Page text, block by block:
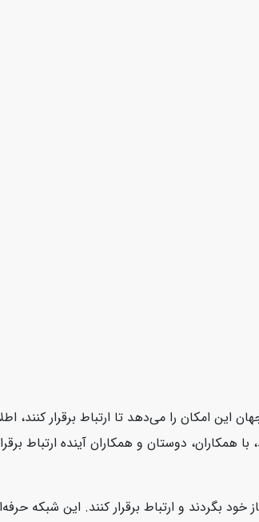
این امکان را می‌دهد تا ارتباط برقرار
دوستان و همکاران آینده ارتباط
خود بگردند و ارتباط برقرار کنند. این شبکه